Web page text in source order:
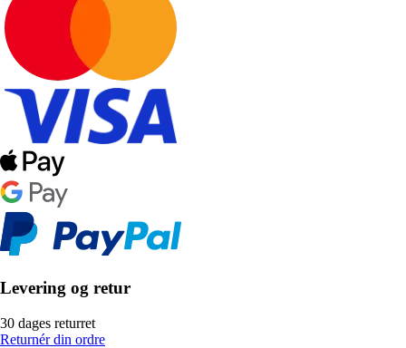
Levering og retur
30 dages returret
Returnér din ordre